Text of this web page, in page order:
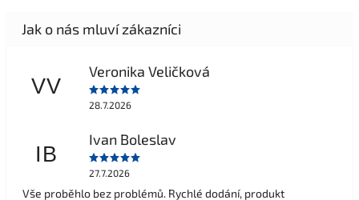
VV
Veronika Veličková
28.7.2026
IB
Ivan Boleslav
27.7.2026
Vše proběhlo bez problémů. Rychlé dodání, produkt